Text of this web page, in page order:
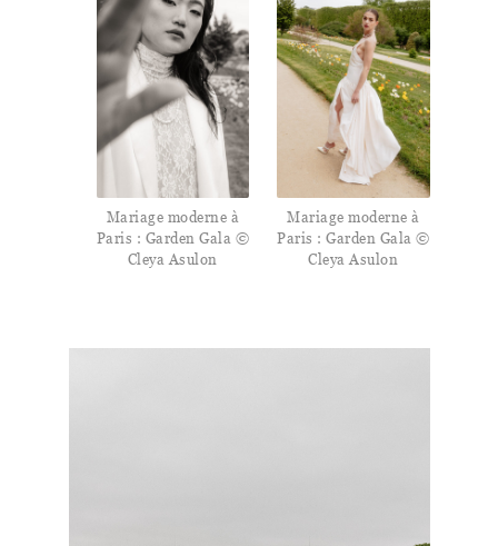
Mariage moderne à
Paris : Garden Gala ©
Cleya Asulon
Mariage moderne à
Paris : Garden Gala ©
Cleya Asulon